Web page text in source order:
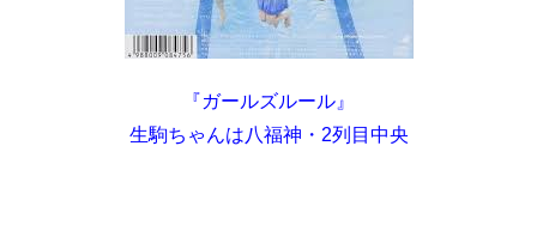
『ガールズルール』
生駒ちゃんは八福神・2列目中央